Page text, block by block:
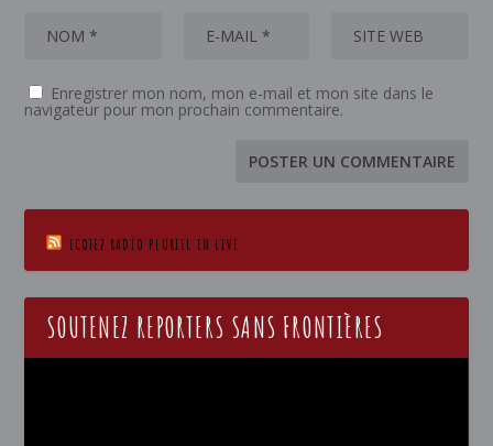
Enregistrer mon nom, mon e-mail et mon site dans le
navigateur pour mon prochain commentaire.
ECOTEZ RADIO PLURIEL EN LIVE
SOUTENEZ REPORTERS SANS FRONTIÈRES